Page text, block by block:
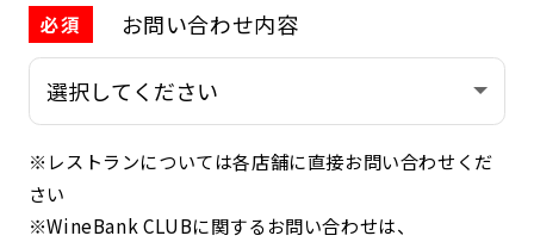
必須 お問い合わせ内容
※レストランについては各店舗に直接お問い合わせくだ
さい
※WineBank CLUBに関するお問い合わせは、